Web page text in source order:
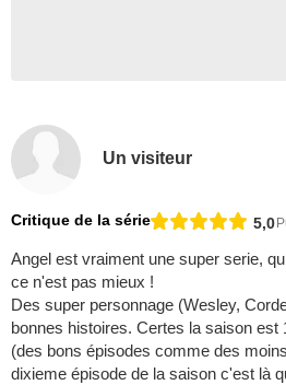
Un visiteur
Critique de la série 5,0
Angel est vraiment une super serie,
ce n'est pas mieux !
Des super personnage (Wesley,
bonnes histoires. Certes la saison
(des bons épisodes comme des
dixieme épisode de la saison c'est là